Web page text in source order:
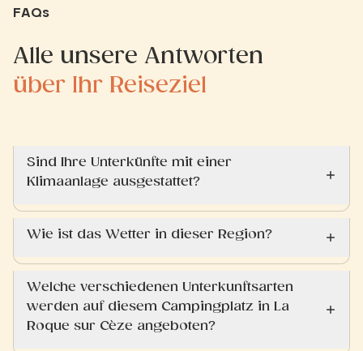
FAQs
Alle unsere Antworten
über Ihr Reiseziel
Sind Ihre Unterkünfte mit einer
Klimaanlage ausgestattet?
Wie ist das Wetter in dieser Region?
Welche verschiedenen Unterkunftsarten
werden auf diesem Campingplatz in La
Roque sur Cèze angeboten?